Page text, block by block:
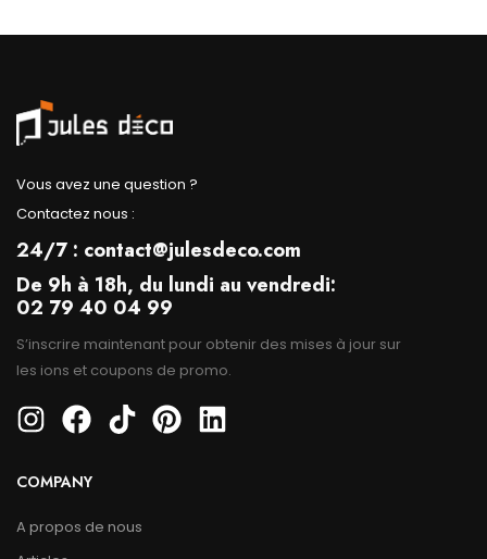
Vous avez une question ?
Contactez nous :
24/7 : contact@julesdeco.com
De 9h à 18h, du lundi au vendredi:
02 79 40 04 99
S’inscrire maintenant pour obtenir des mises à jour sur
les ions et coupons de promo.
COMPANY
A propos de nous